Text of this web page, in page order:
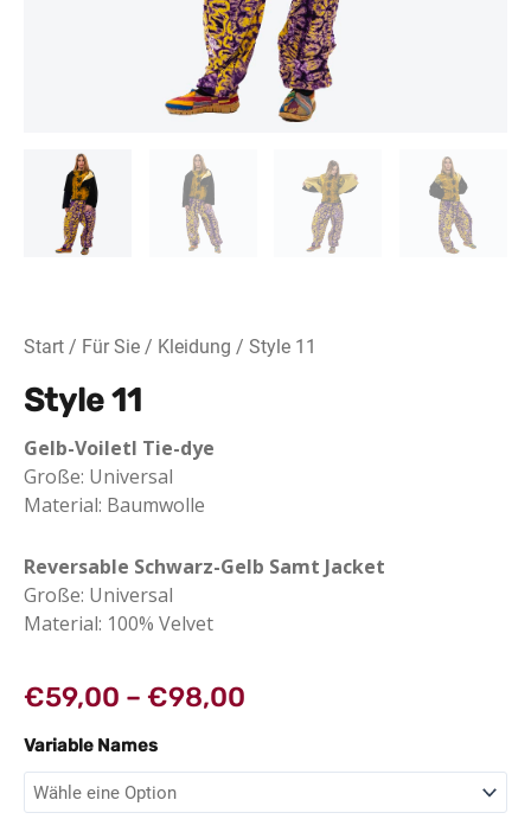
Start / Für Sie / Kleidung / Style 11
Style 11
Gelb-Voiletl Tie-dye
Große: Universal
Material: Baumwolle
Reversable Schwarz-Gelb Samt Jacket
Große: Universal
Material: 100% Velvet
€59,00 – €98,00
€98,00
Variable Names
Style
11
Menge